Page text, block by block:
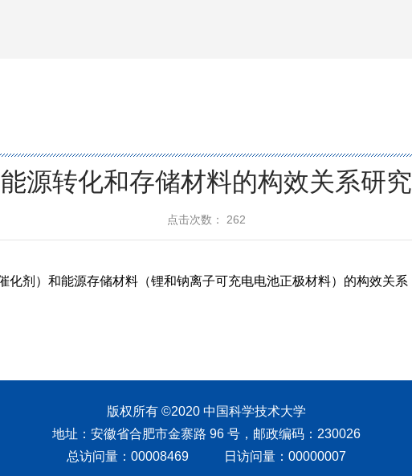
能源转化和存储材料的构效关系研究
点击次数： 262
版权所有 ©2020 中国科学技术大学
地址：安徽省合肥市金寨路 96 号，邮政编码：230026
总访问量： 00008469 日访问量： 00000007